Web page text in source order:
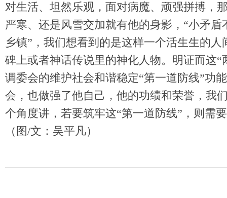
对生活、坦然乐观，面对病魔、顽强拼搏，
严寒、还是风雪交加就有他的身影，“小矛
乡镇”，我们想看到的是这样一个活生生的
碑上或者神话传说里的神化人物。明证而这“
调委会的维护社会和谐稳定“第一道防线”功
会，也做强了他自己，他的功绩和荣誉，我
个角度讲，若要筑牢这“第一道防线”，则需
（图/文：吴平凡）